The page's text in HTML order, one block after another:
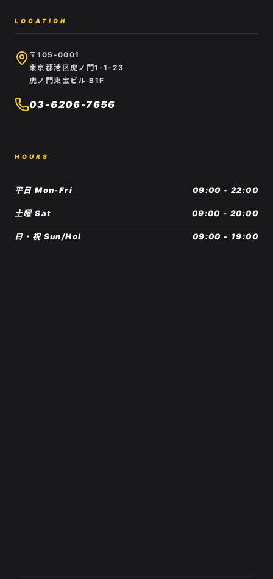
LOCATION
〒105-0001
東京都港区虎ノ門1-1-23
虎ノ門東宝ビル B1F
03-6206-7656
HOURS
平日 Mon-Fri 09:00 - 22:00
土曜 Sat 09:00 - 20:00
日・祝 Sun/Hol 09:00 - 19:00